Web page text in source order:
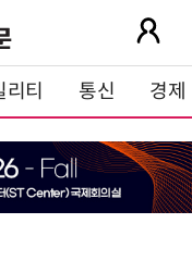
티 통신 경제